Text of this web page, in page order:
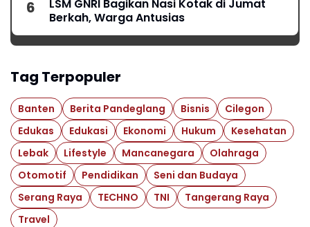
LSM GNRI Bagikan Nasi Kotak di Jumat
Berkah, Warga Antusias
Tag Terpopuler
Banten Berita Pandeglang Bisnis
Cilegon
Edukas
Edukasi Ekonomi Hukum
Kesehatan
Lebak
Lifestyle Mancanegara
Olahraga
Otomotif
Pendidikan
Seni dan Budaya
Serang Raya
TECHNO TNI
Tangerang Raya
Travel